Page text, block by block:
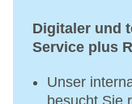
Digitaler und
Service plus
Unser